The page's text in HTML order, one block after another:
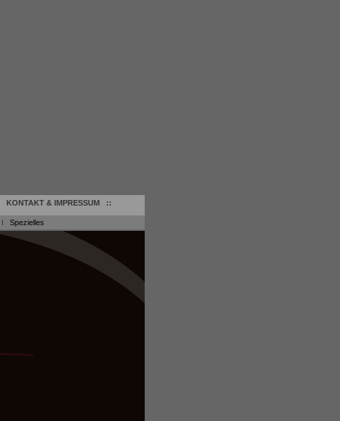
KONTAKT & IMPRESSUM
::
I Spezielles